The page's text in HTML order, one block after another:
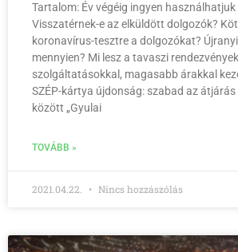
Tartalom: Év végéig ingyen
Visszatérnek-e az elküldött dolgozók?
koronavírus-tesztre a dolgozókat?
mennyien? Mi lesz a tavaszi
szolgáltatásokkal, magasabb árakkal
SZÉP-kártya újdonság: szabad az
között „Gyulai
TOVÁBB »
2021.04.22. Nincs hozzászólás